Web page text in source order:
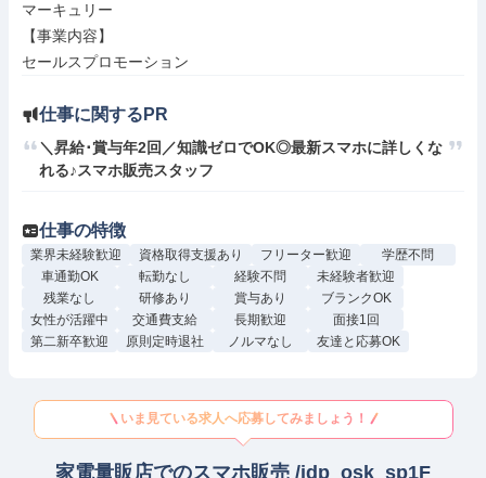
マーキュリー
【事業内容】
セールスプロモーション
仕事に関するPR
＼昇給･賞与年2回／知識ゼロでOK◎最新スマホに詳しくな
れる♪スマホ販売スタッフ
仕事の特徴
業界未経験歓迎 資格取得支援あり フリーター歓迎
学歴不問
車通勤OK
転勤なし 経験不問
未経験者歓迎
残業なし
研修あり 賞与あり
ブランクOK
女性が活躍中
交通費支給 長期歓迎
面接1回
第二新卒歓迎
原則定時退社 ノルマなし 友達と応募OK
いま見ている求人へ応募してみましょう！
家電量販店でのスマホ販売 /idp_osk_sp1F